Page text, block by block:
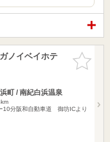
お気に入
りに追加
ノイベイホテ
町 / 南紀白浜温泉
10分阪和自動車道 御坊ICより